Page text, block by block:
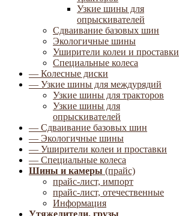
Узкие шины для
опрыскивателей
Сдваивание базовых шин
Экологичные шины
Уширители колеи и проставки
Специальные колеса
— Колесные диски
— Узкие шины для междурядий
Узкие шины для тракторов
Узкие шины для
опрыскивателей
— Сдваивание базовых шин
— Экологичные шины
— Уширители колеи и проставки
— Специальные колеса
Шины и камеры (прайс)
прайс-лист, импорт
прайс-лист, отечественные
Информация